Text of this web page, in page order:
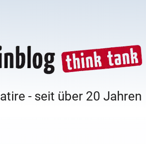
- seit über 20 Jahren